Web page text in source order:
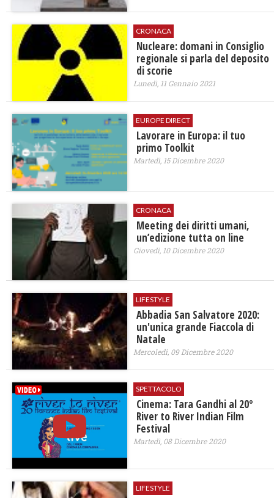
CRONACA
Nucleare: domani in Consiglio
regionale si parla del deposito
di scorie
Lunedì, 11 Gennaio 2021
EUROPE DIRECT
Lavorare in Europa: il tuo
primo Toolkit
Martedì, 15 Dicembre 2020
CRONACA
Meeting dei diritti umani,
un’edizione tutta on line
Giovedì, 10 Dicembre 2020
LIFESTYLE
Abbadia San Salvatore 2020:
un'unica grande Fiaccola di
Natale
Mercoledì, 09 Dicembre 2020
SPETTACOLO
Cinema: Tara Gandhi al 20°
River to River Indian Film
Festival
Martedì, 08 Dicembre 2020
LIFESTYLE